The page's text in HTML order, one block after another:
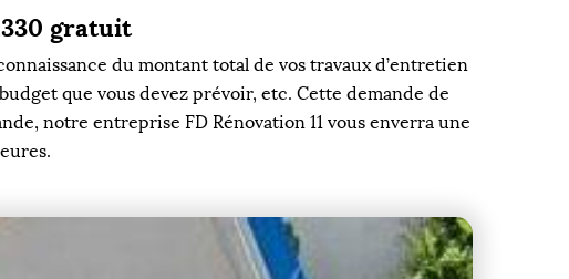
gratuit
du montant total de vos travaux d’entretien
que vous devez prévoir, etc. Cette demande de
notre entreprise FD Rénovation 11 vous enverra une